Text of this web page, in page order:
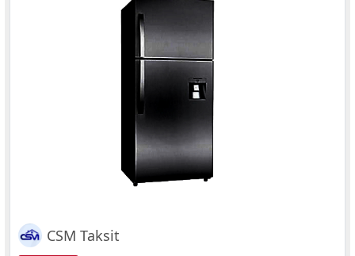
CSM Taksit